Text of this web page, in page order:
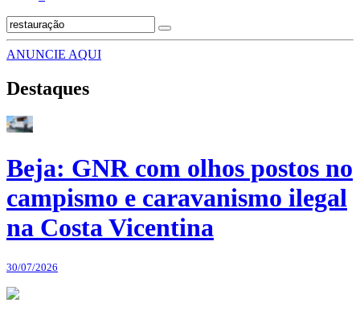
ANUNCIE AQUI
Destaques
Beja: GNR com olhos postos no
campismo e caravanismo ilegal
na Costa Vicentina
30/07/2026